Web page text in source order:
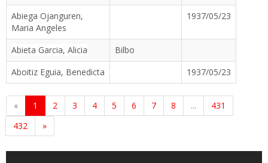
Abiega Ojanguren,
Maria Angeles
1937/05/23
Abieta Garcia, Alicia
Bilbo
Aboitiz Eguia, Benedicta
1937/05/23
« 1 2 3 4 5 6 7 8 ...
431
432
»